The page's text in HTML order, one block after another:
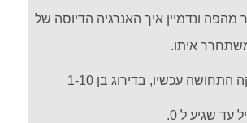
מהפה ונדמיין איך האנרגיה הדיוסה של
איתו.
עכשיו, בדירוג בן 1-10
עד שגיע ל 0.